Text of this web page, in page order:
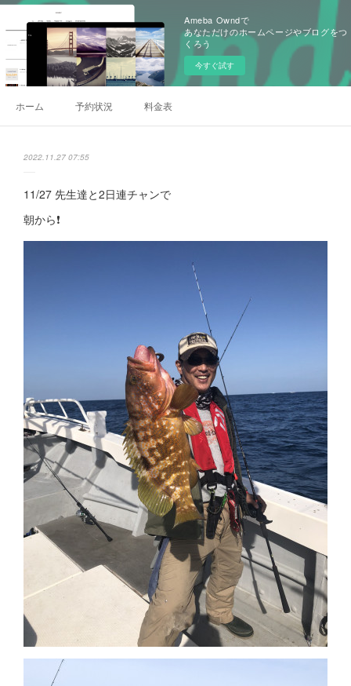
Ameba Owndで
あなただけのホームページやブログをつ
くろう
今すぐ試す
ホーム 予約状況 料金表
2022.11.27 07:55
11/27 先生達と2日連チャンで
朝から❗️